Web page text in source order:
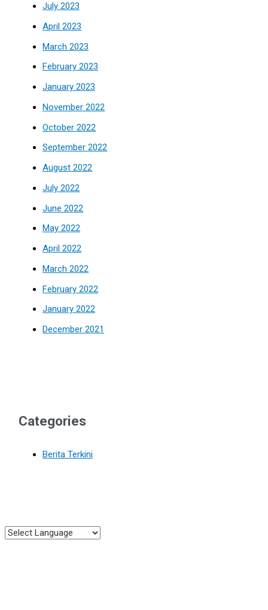
July 2023
April 2023
March 2023
February 2023
January 2023
November 2022
October 2022
September 2022
August 2022
July 2022
June 2022
May 2022
April 2022
March 2022
February 2022
January 2022
December 2021
Categories
Berita Terkini